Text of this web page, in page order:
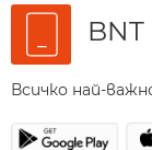
BNT
Всичко най-